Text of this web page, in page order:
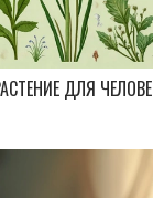
ДЛЯ